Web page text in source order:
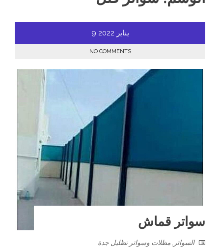
يناير 9 2022
NO COMMENTS
سواتر قماش
السواتر مظلات وسواتر تظليل جدة